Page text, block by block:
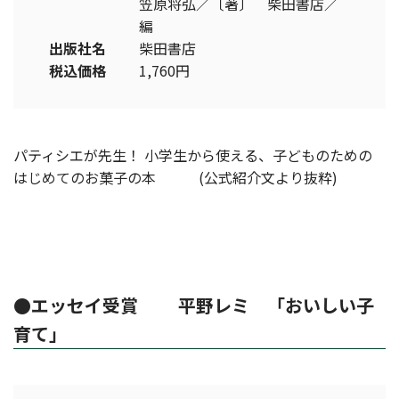
編
出版社名
柴田書店
税込価格
1,760円
パティシエが先生！ 小学生から使える、子どものための
はじめてのお菓子の本 (公式紹介文より抜粋)
●エッセイ受賞 平野レミ 「おいしい子
育て」